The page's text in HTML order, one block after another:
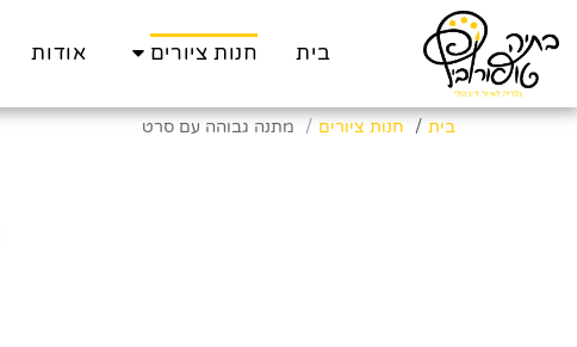
בית חנות ציורים אודות
בית חנות ציורים מתנה גבוהה עם סרט